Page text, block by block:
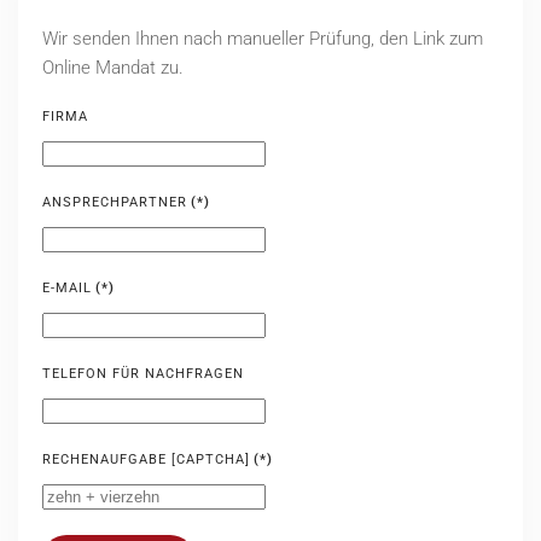
Wir senden Ihnen nach manueller Prüfung, den Link zum
Online Mandat zu.
FIRMA
ANSPRECHPARTNER (*)
E-MAIL (*)
TELEFON FÜR NACHFRAGEN
RECHENAUFGABE [CAPTCHA] (*)